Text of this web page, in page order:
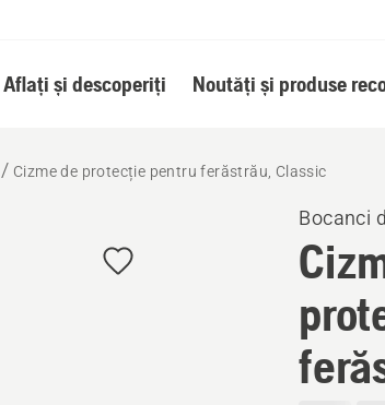
Aflați și descoperiți Noutăți și produse
Cizme de protecție pentru ferăstrău, Classic
Bocanci